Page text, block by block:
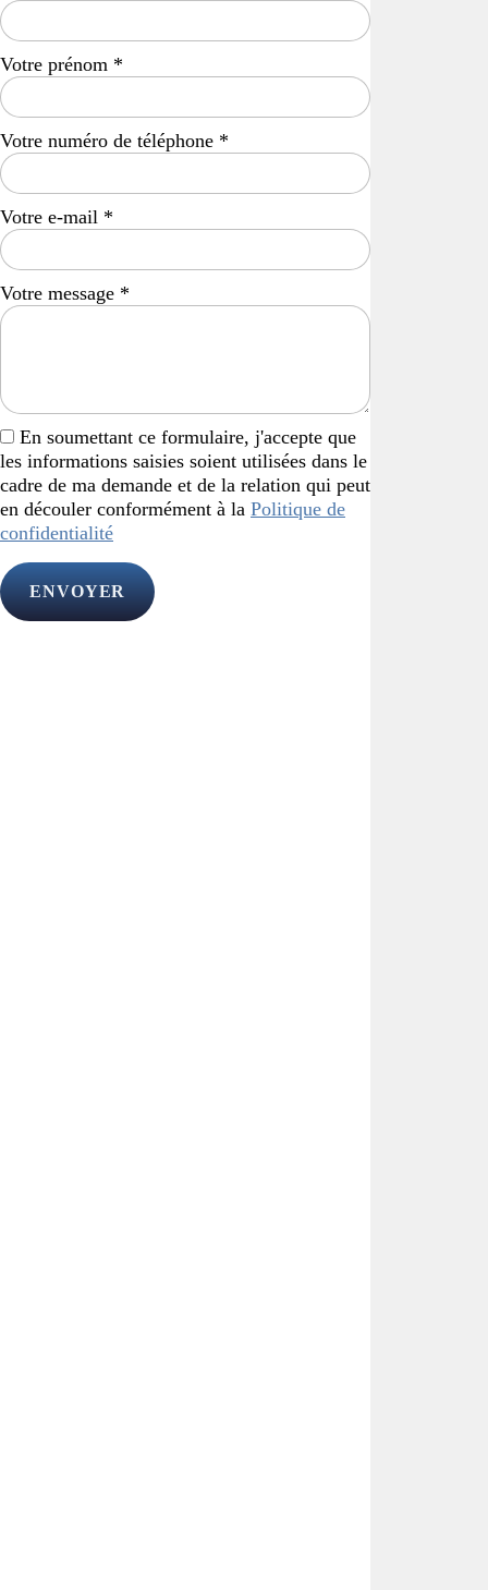
Votre prénom *
Votre numéro de téléphone *
Votre e-mail *
Votre message *
En soumettant ce formulaire, j'accepte que
les informations saisies soient utilisées dans le
cadre de ma demande et de la relation qui peut
en découler conformément à la Politique de
confidentialité
ENVOYER